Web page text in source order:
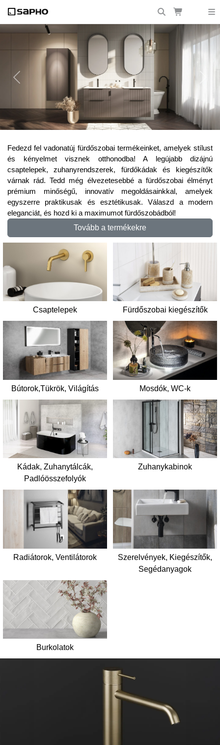
Previous
trendekkel!
Fedezd fel vadonatúj fürdőszobai termékeinket, amelyek stílust
és kényelmet visznek otthonodba! A legújabb dizájnú
csaptelepek, zuhanyrendszerek, fürdőkádak és kiegészítők
várnak rád. Tedd még élvezetesebbé a fürdőszobai élményt
prémium minőségű, innovatív megoldásainkkal, amelyek
egyszerre praktikusak és esztétikusak. Válaszd a modern
eleganciát, és hozd ki a maximumot fürdőszobádból!
Tovább a termékekre
Csaptelepek Fürdőszobai kiegészítők
Bútorok,Tükrök, Világítás Mosdók, WC-k
Kádak, Zuhanytálcák,
Padlóösszefolyók
Zuhanykabinok
Radiátorok, Ventilátorok
Szerelvények, Kiegészítők,
Segédanyagok
Burkolatok